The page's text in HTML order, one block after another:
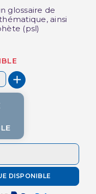
glossaire de
ainsi
(psl)
DISPONIBLE